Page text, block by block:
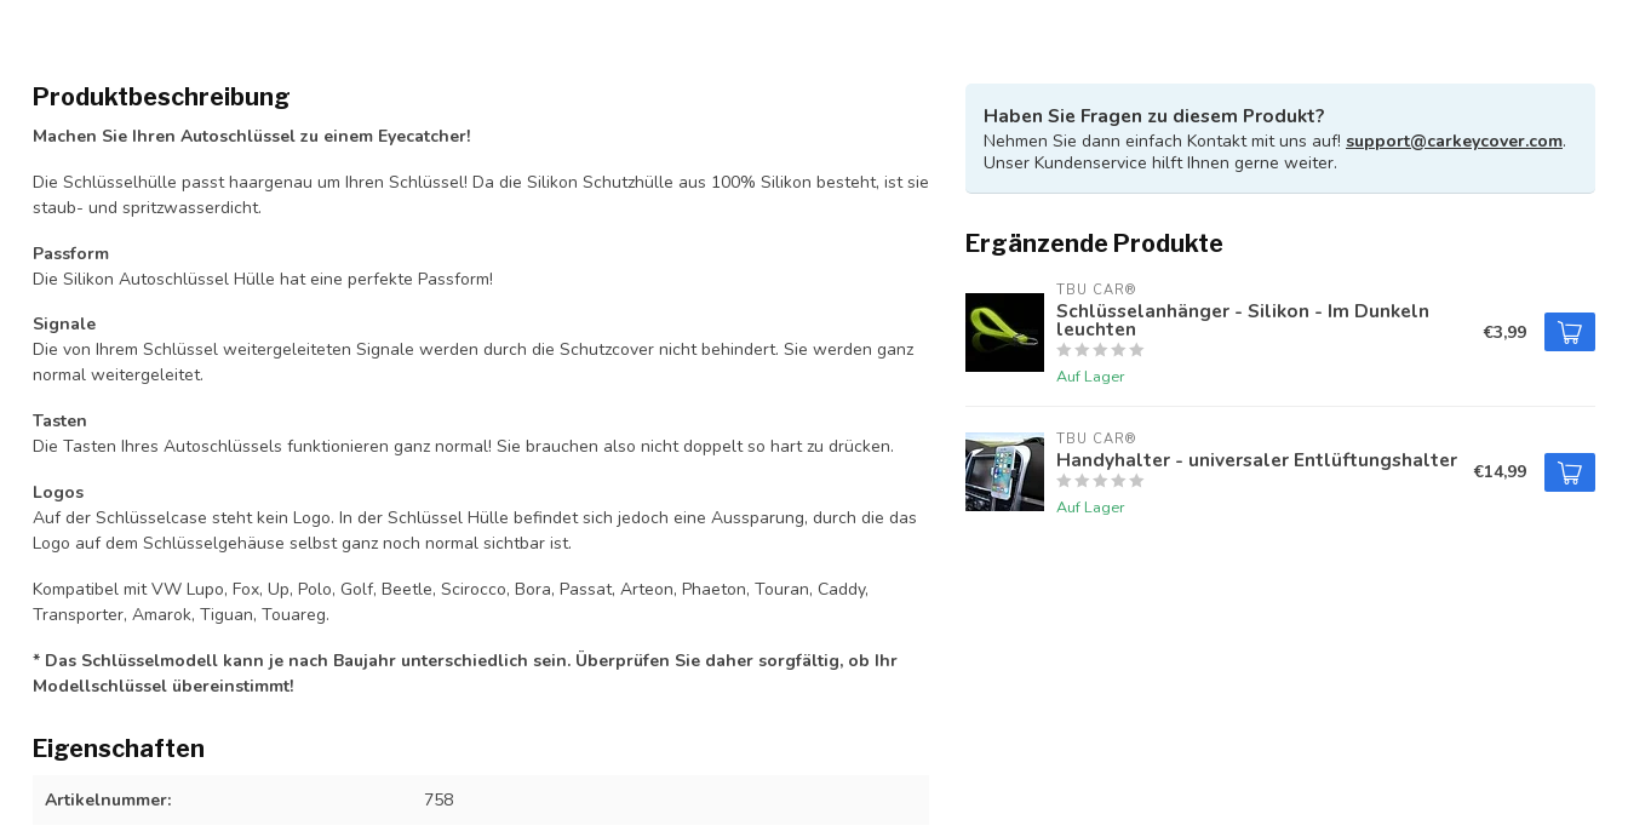
Produktbeschreibung
Machen Sie Ihren Autoschlüssel zu einem Eyecatcher!
Die Schlüsselhülle passt haargenau um Ihren Schlüssel! Da die Silikon Schutzhülle aus 100% Silikon besteht, ist sie
staub- und spritzwasserdicht.
Passform
Die Silikon Autoschlüssel Hülle hat eine perfekte Passform!
Signale
Die von Ihrem Schlüssel weitergeleiteten Signale werden durch die Schutzcover nicht behindert. Sie werden ganz
normal weitergeleitet.
Tasten
Die Tasten Ihres Autoschlüssels funktionieren ganz normal! Sie brauchen also nicht doppelt so hart zu drücken.
Logos
Auf der Schlüsselcase steht kein Logo. In der Schlüssel Hülle befindet sich jedoch eine Aussparung, durch die das
Logo auf dem Schlüsselgehäuse selbst ganz noch normal sichtbar ist.
Kompatibel mit VW Lupo, Fox, Up, Polo, Golf, Beetle, Scirocco, Bora, Passat, Arteon, Phaeton, Touran, Caddy,
Transporter, Amarok, Tiguan, Touareg.
* Das Schlüsselmodell kann je nach Baujahr unterschiedlich sein. Überprüfen Sie daher sorgfältig, ob Ihr
Modellschlüssel übereinstimmt!
Eigenschaften
Artikelnummer: 758
Haben Sie Fragen zu diesem Produkt?
Nehmen Sie dann einfach Kontakt mit uns auf! support@carkeycover.com.
Unser Kundenservice hilft Ihnen gerne weiter.
Ergänzende Produkte
TBU CAR®
Schlüsselanhänger - Silikon - Im Dunkeln
leuchten
Auf Lager
€3,99
TBU CAR®
Handyhalter - universaler Entlüftungshalter
Auf Lager
€14,99